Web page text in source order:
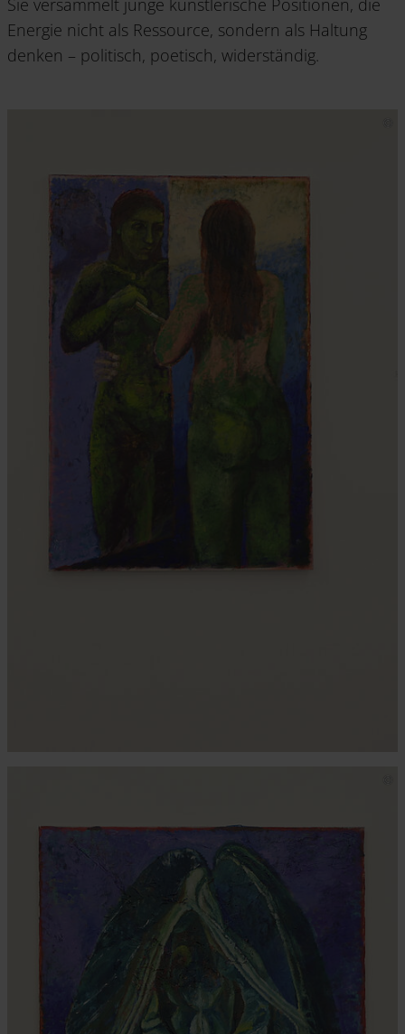
Sie versammelt junge künstlerische Positionen, die
Energie nicht als Ressource, sondern als Haltung
denken – politisch, poetisch, widerständig.